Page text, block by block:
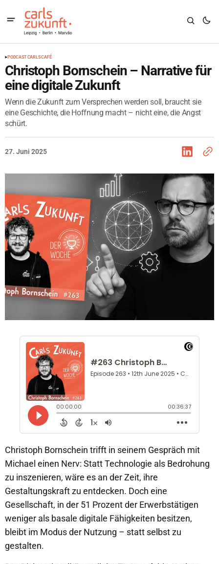
PODCAST CARLS CAFÉ
Christoph Bornschein – Narrative für
eine digitale Zukunft
Wenn die Zukunft zum Versprechen werden soll, braucht sie
eine Geschichte, die Hoffnung macht – nicht eine, die Angst
schürt.
27. Juni 2025
Christoph Bornschein trifft in seinem Gespräch mit
Michael einen Nerv: Statt Technologie als Bedrohung
zu inszenieren, wäre es an der Zeit, ihre
Gestaltungskraft zu entdecken. Doch eine
Gesellschaft, in der 51 Prozent der Erwerbstätigen
weniger als basale digitale Fähigkeiten besitzen,
bleibt im Modus der Nutzung – statt selbst zu
gestalten.